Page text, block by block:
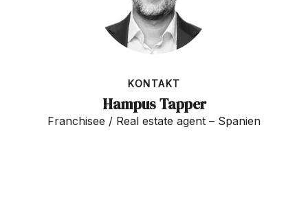
KONTAKT
Hampus Tapper
Franchisee / Real estate agent – Spanien